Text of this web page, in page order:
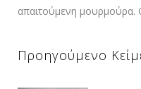
απαιτούμενη μουρμούρα.
Προηγούμενο